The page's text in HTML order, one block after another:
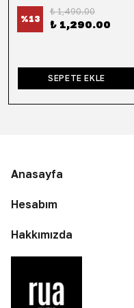
%13
₺ 1,490.00
₺ 1,290.00
SEPETE EKLE
Anasayfa
Hesabım
Hakkımızda